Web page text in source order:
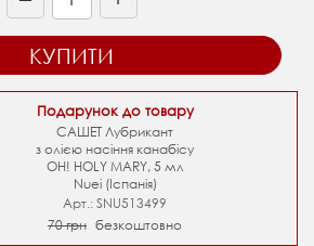
КУПИТИ
Подарунок до товару
САШЕТ Лубрикант
з олією насіння канабісу
OH! HOLY MARY, 5 мл
Nuei (Іспанія)
Арт.: SNU513499
70 грн безкоштовно